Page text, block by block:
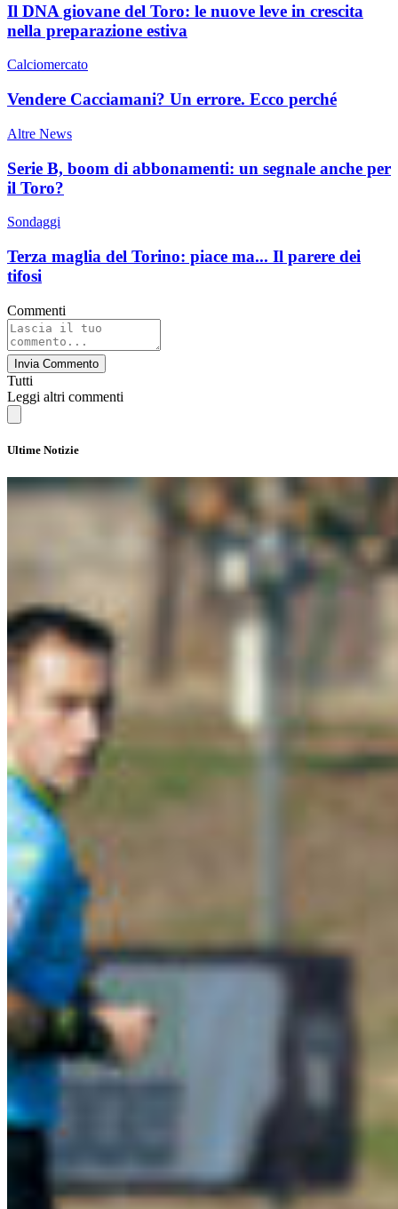
Il DNA giovane del Toro: le nuove leve in crescita
nella preparazione estiva
Calciomercato
Vendere Cacciamani? Un errore. Ecco perché
Altre News
Serie B, boom di abbonamenti: un segnale anche per
il Toro?
Sondaggi
Terza maglia del Torino: piace ma... Il parere dei
tifosi
Commenti
Invia Commento
Tutti
Leggi altri commenti
Ultime Notizie